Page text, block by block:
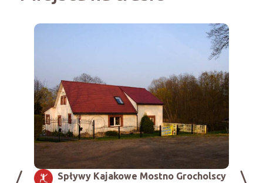
Kopalnia ropy naftowej